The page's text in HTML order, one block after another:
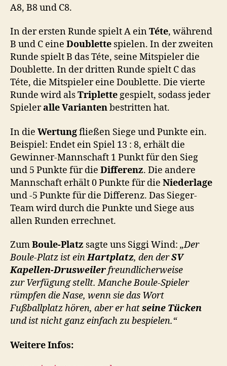
A8, B8 und C8.
In der ersten Runde spielt A einTéte, während
B und C eine Doublette spielen. In der zweiten
Runde spielt B das Téte, seine Mitspieler die
Doublette. In der dritten Runde spielt C das
Téte, die Mitspieler eine Doublette. Die vierte
Runde wird alsTriplettegespielt, sodass jeder
Spieleralle Variantenbestritten hat.
In die Wertungfließen Siege und Punkte ein.
Beispiel: Endet ein Spiel 13 : 8, erhält die
Gewinner-Mannschaft 1 Punkt für den Sieg
und 5 Punkte für die Differenz. Die andere
Mannschaft erhält 0 Punkte für die Niederlage
und -5 Punkte für die Differenz. Das Sieger-
Team wird durch die Punkte und Siege aus
allen Runden errechnet.
ZumBoule-Platz sagte uns Siggi Wind: „Der
Boule-Platz ist einHartplatz, den derSV
Kapellen-Drusweilerfreundlicherweise
zur Verfügung stellt. Manche Boule-Spieler
rümpfen die Nase, wenn sie das Wort
Fußballplatz hören, aber er hatseine Tücken
und ist nicht ganz einfach zu bespielen.“
Weitere Infos: